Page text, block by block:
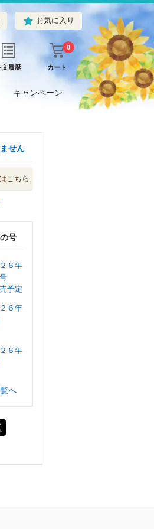
お気に入り
文履歴 カート
0
キャンペーン
（エッ
０２ …
円
せん
こちら
号
６年
予定
６年
６年
へ